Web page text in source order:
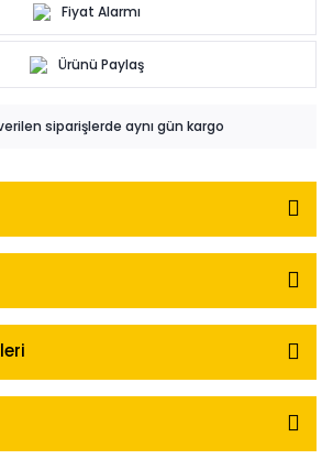
Fiyat Alarmı
Ürünü Paylaş
siparişlerde aynı gün kargo